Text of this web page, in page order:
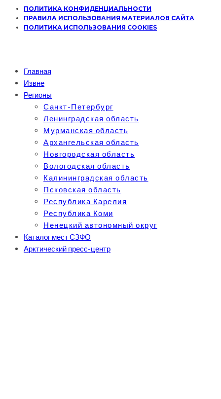
ПОЛИТИКА КОНФИДЕНЦИАЛЬНОСТИ
ПРАВИЛА ИСПОЛЬЗОВАНИЯ МАТЕРИАЛОВ САЙТА
ПОЛИТИКА ИСПОЛЬЗОВАНИЯ COOKIES
Главная
Извне
Регионы
Санкт-Петербург
Ленинградская область
Мурманская область
Архангельская область
Новгородская область
Вологодская область
Калининградская область
Псковская область
Республика Карелия
Республика Коми
Ненецкий автономный округ
Каталог мест СЗФО
Арктический пресс-центр